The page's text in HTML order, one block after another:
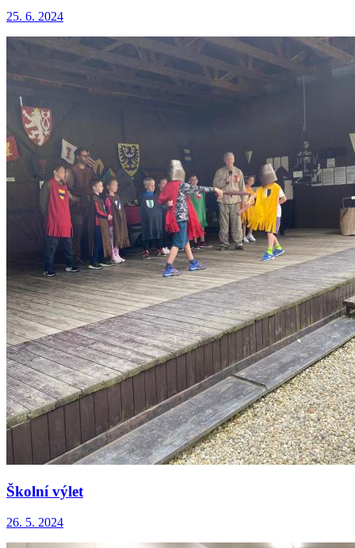
25. 6. 2024
Školní výlet
26. 5. 2024